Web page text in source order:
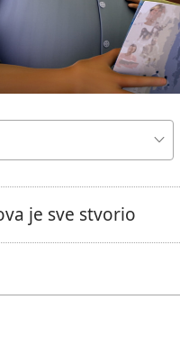
je sve stvorio